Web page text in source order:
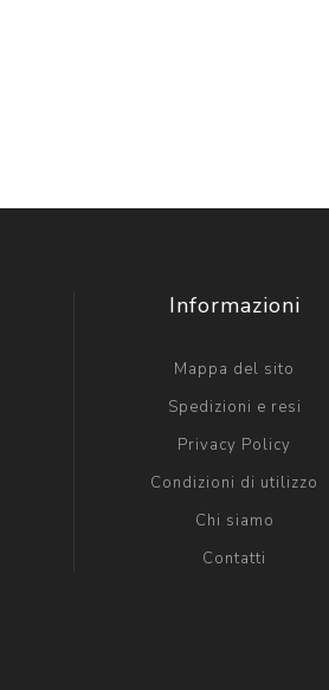
Informazioni
Mappa del sito
Spedizioni e resi
Privacy Policy
Condizioni di utilizzo
Chi siamo
Contatti